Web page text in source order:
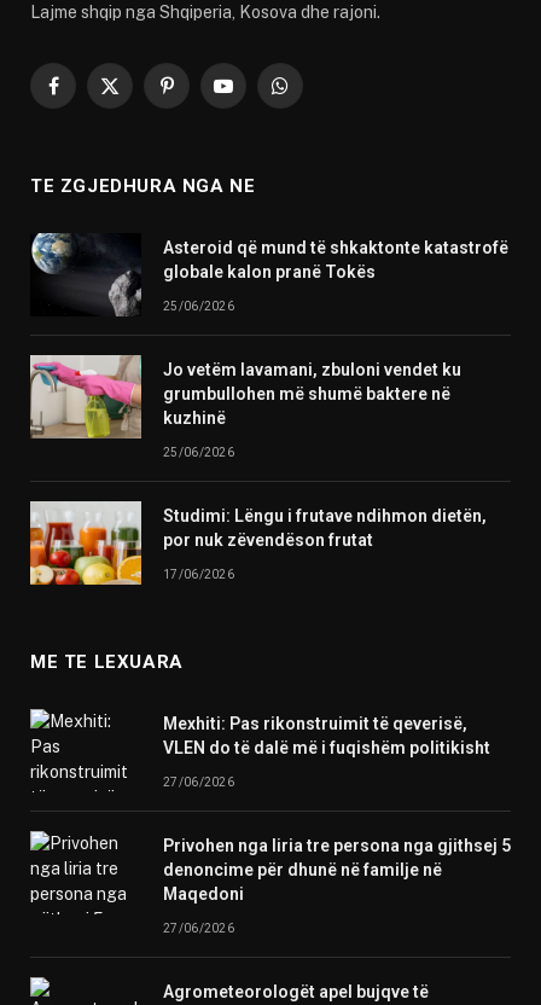
Lajme shqip nga Shqiperia, Kosova dhe rajoni.
Facebook
X
PinterestYouTubeWhatsApp
TE ZGJEDHURA NGA NE
Asteroid që mund të shkaktonte katastrofë
globale kalon pranë Tokës
25/06/2026
Jo vetëm lavamani, zbuloni vendet ku
grumbullohen më shumë baktere në
kuzhinë
25/06/2026
Studimi: Lëngu i frutave ndihmon dietën,
por nuk zëvendëson frutat
17/06/2026
ME TE LEXUARA
Mexhiti: Pas rikonstruimit të qeverisë,
VLEN do të dalë më i fuqishëm politikisht
27/06/2026
Privohen nga liria tre persona nga gjithsej 5
denoncime për dhunë në familje në
Maqedoni
27/06/2026
Agrometeorologët apel bujqve të